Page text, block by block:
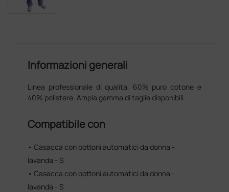
Informazioni generali
Linea professionale di qualità, 60% puro cotone e
40% polistere. Ampia gamma di taglie disponibili.
Compatibile con
• Casacca con bottoni automatici da donna -
lavanda - S
• Casacca con bottoni automatici da donna -
lavanda - S